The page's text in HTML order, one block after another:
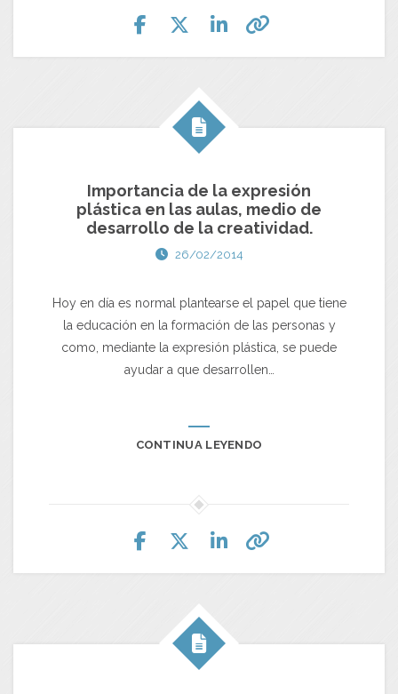
Importancia de la expresión
plástica en las aulas, medio de
desarrollo de la creatividad.
26/02/2014
Hoy en día es normal plantearse el papel que tiene
la educación en la formación de las personas y
como, mediante la expresión plástica, se puede
ayudar a que desarrollen…
CONTINUA LEYENDO